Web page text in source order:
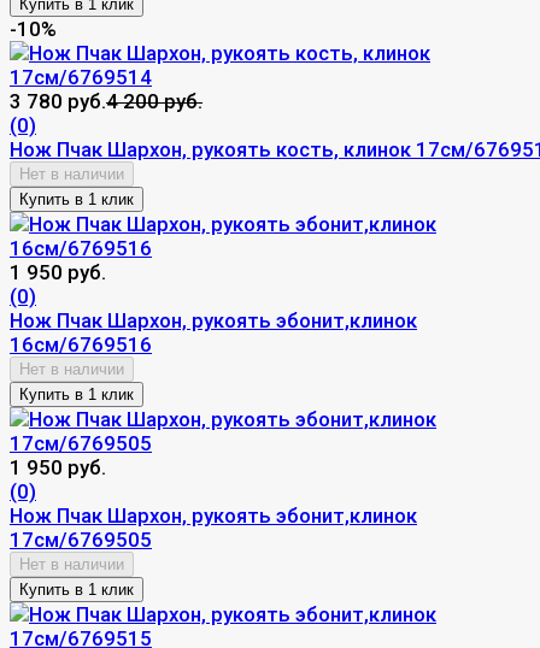
-10%
3 780 руб.4 200 руб.
(0)
Нож Пчак Шархон, рукоять кость, клинок 17см/
Нет в наличии
1 950 руб.
(0)
Нож Пчак Шархон, рукоять эбонит,клинок
16см/6769516
Нет в наличии
1 950 руб.
(0)
Нож Пчак Шархон, рукоять эбонит,клинок
17см/6769505
Нет в наличии